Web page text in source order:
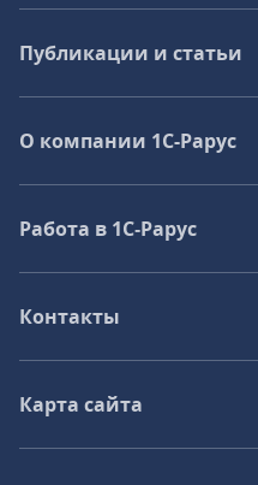
Публикации и статьи
О компании 1C-Рарус
Работа в 1С‑Рарус
Контакты
Карта сайта